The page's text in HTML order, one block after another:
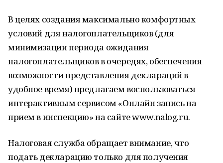
В целях создания максимально комфортных
условий для налогоплательщиков (для
минимизации периода ожидания
налогоплательщиков в очередях, обеспечения
возможности представления деклараций в
удобное время) предлагаем воспользоваться
интерактивным сервисом «Онлайн запись на
прием в инспекцию» на сайте www.nalog.ru.
Налоговая служба обращает внимание, что
подать декларацию только для получения